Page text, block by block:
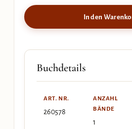
In den
Buchdetails
ART. NR.
260578
ANZAHL
BÄNDE
1